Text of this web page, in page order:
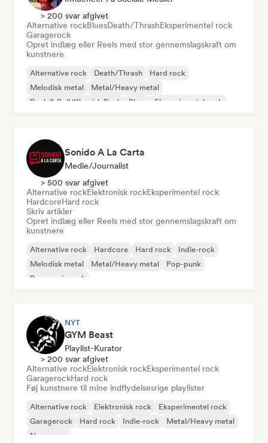
> 200 svar afgivet
Alternative rockBluesDeath/ThrashEksperimentel rock
Garagerock
Opret indlæg eller Reels med stor gennemslagskraft om
kunstnere
Alternative rock Death/Thrash
Hard rock
Melodisk metal
Metal/Heavy metal
Rock & Roll/Klassisk Rock
Blues Eksperimentel rock
Sonido A La Carta
Medie/journalist
> 500 svar afgivet
Alternative rockElektronisk rockEksperimentel rock
HardcoreHard rock
Skriv artikler
Opret indlæg eller Reels med stor gennemslagskraft om
kunstnere
Alternative rock Hardcore Hard rock
Indie-rock
Melodisk metal
Metal/Heavy metal
Pop-punk
Progressiv rock
NYT
GYM Beast
Playlist-Kurator
> 200 svar afgivet
Alternative rockElektronisk rockEksperimentel rock
GaragerockHard rock
Føj kunstnere til mine indflydelsesrige playlister
Alternative rock Elektronisk rock
Eksperimentel rock
Garagerock
Hard rock Indie-rock
Metal/Heavy metal
New wave